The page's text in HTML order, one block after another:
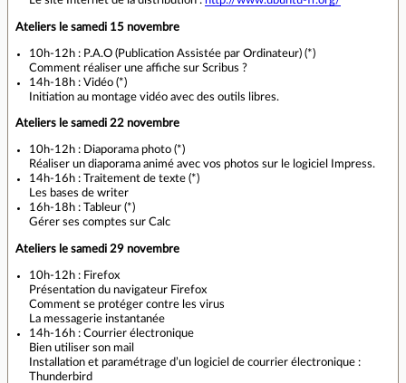
Ateliers le samedi 15 novembre
10h-12h : P.A.O (Publication Assistée par Ordinateur) (*)
Comment réaliser une affiche sur Scribus ?
14h-18h : Vidéo (*)
Initiation au montage vidéo avec des outils libres.
Ateliers le samedi 22 novembre
10h-12h : Diaporama photo (*)
Réaliser un diaporama animé avec vos photos sur le logiciel Impress.
14h-16h : Traitement de texte (*)
Les bases de writer
16h-18h : Tableur (*)
Gérer ses comptes sur Calc
Ateliers le samedi 29 novembre
10h-12h : Firefox
Présentation du navigateur Firefox
Comment se protéger contre les virus
La messagerie instantanée
14h-16h : Courrier électronique
Bien utiliser son mail
Installation et paramétrage d’un logiciel de courrier électronique :
Thunderbird